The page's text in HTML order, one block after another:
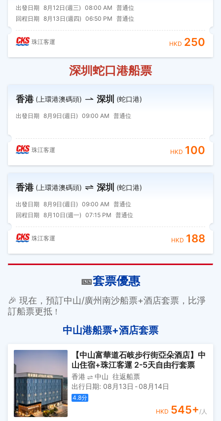
出發日期 8月12日(週三) 08:00 AM 普通位
回程日期 8月13日(週四) 06:50 PM 普通位
珠江客運 HKD 250
深圳蛇口港船票
香港 (上環港澳碼頭) 深圳 (蛇口港)
出發日期 8月9日(週日) 09:00 AM 普通位
珠江客運 HKD 100
香港 (上環港澳碼頭) 深圳 (蛇口港)
出發日期 8月9日(週日) 09:00 AM 普通位
回程日期 8月10日(週一) 07:15 PM 普通位
珠江客運 HKD 188
🎫套票優惠
🎉 現在，預訂中山/廣州南沙船票+酒店套票，比淨
訂船票更抵 ！
中山港船票+酒店套票
【中山富華道石岐步行街亞朵酒店】中
山住宿+珠江客運 2-5天自由行套票
香港 中山 往返船票
出行日期: 08月13日 -08月14日
4.8分
HKD 545+ /人